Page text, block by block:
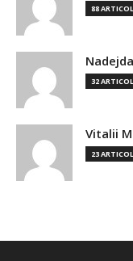
88
32
Vitalii
23